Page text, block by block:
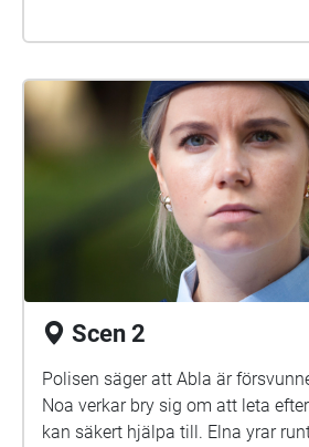
Scen 2
Polisen säger att Abla är
Noa verkar bry sig om att leta
kan säkert hjälpa till. Elna yrar